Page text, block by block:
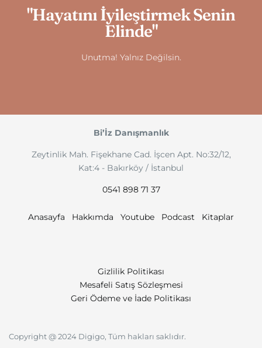
"Hayatını İyileştirmek Senin
Elinde"
Unutma! Yalnız Değilsin.
Bi’İz Danışmanlık
Zeytinlik Mah. Fişekhane Cad. İşcen Apt. No:32/12,
Kat:4 - Bakırköy / İstanbul
0541 898 71 37
Anasayfa Hakkımda Youtube Podcast Kitaplar
Gizlilik Politikası
Mesafeli Satış Sözleşmesi
Geri Ödeme ve İade Politikası
Copyright @ 2024 Digigo, Tüm hakları saklıdır.